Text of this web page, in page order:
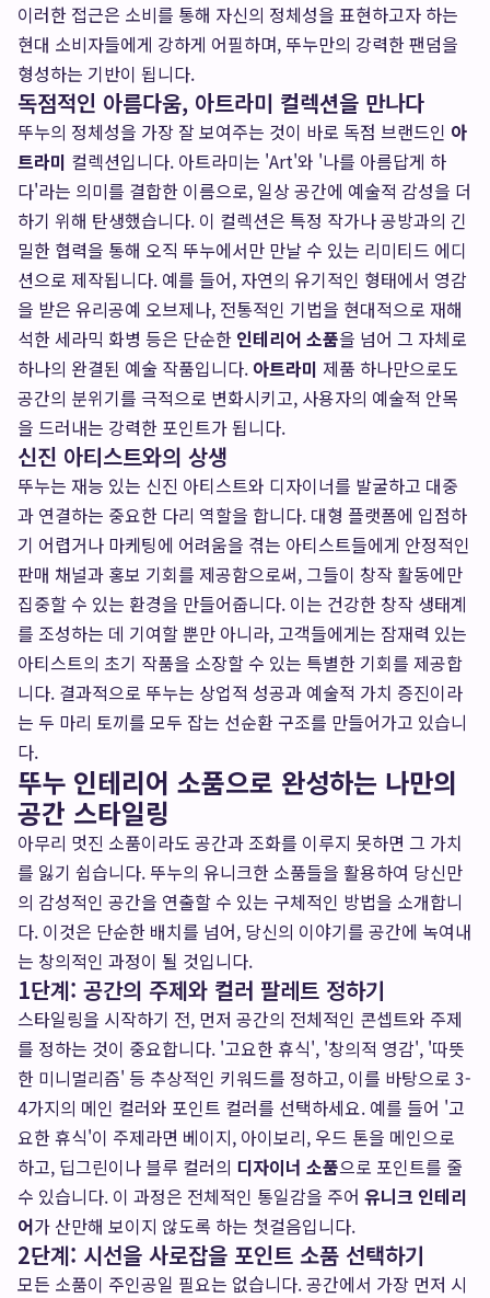
이러한 접근은 소비를 통해 자신의 정체성을 표현하고자 하는
현대 소비자들에게 강하게 어필하며, 뚜누만의 강력한 팬덤을
형성하는 기반이 됩니다.
독점적인 아름다움, 아트라미 컬렉션을 만나다
뚜누의 정체성을 가장 잘 보여주는 것이 바로 독점 브랜드인 아
트라미 컬렉션입니다. 아트라미는 'Art'와 '나를 아름답게 하
다'라는 의미를 결합한 이름으로, 일상 공간에 예술적 감성을 더
하기 위해 탄생했습니다. 이 컬렉션은 특정 작가나 공방과의 긴
밀한 협력을 통해 오직 뚜누에서만 만날 수 있는 리미티드 에디
션으로 제작됩니다. 예를 들어, 자연의 유기적인 형태에서 영감
을 받은 유리공예 오브제나, 전통적인 기법을 현대적으로 재해
석한 세라믹 화병 등은 단순한 인테리어 소품을 넘어 그 자체로
하나의 완결된 예술 작품입니다. 아트라미 제품 하나만으로도
공간의 분위기를 극적으로 변화시키고, 사용자의 예술적 안목
을 드러내는 강력한 포인트가 됩니다.
신진 아티스트와의 상생
뚜누는 재능 있는 신진 아티스트와 디자이너를 발굴하고 대중
과 연결하는 중요한 다리 역할을 합니다. 대형 플랫폼에 입점하
기 어렵거나 마케팅에 어려움을 겪는 아티스트들에게 안정적인
판매 채널과 홍보 기회를 제공함으로써, 그들이 창작 활동에만
집중할 수 있는 환경을 만들어줍니다. 이는 건강한 창작 생태계
를 조성하는 데 기여할 뿐만 아니라, 고객들에게는 잠재력 있는
아티스트의 초기 작품을 소장할 수 있는 특별한 기회를 제공합
니다. 결과적으로 뚜누는 상업적 성공과 예술적 가치 증진이라
는 두 마리 토끼를 모두 잡는 선순환 구조를 만들어가고 있습니
다.
뚜누 인테리어 소품으로 완성하는 나만의
공간 스타일링
아무리 멋진 소품이라도 공간과 조화를 이루지 못하면 그 가치
를 잃기 쉽습니다. 뚜누의 유니크한 소품들을 활용하여 당신만
의 감성적인 공간을 연출할 수 있는 구체적인 방법을 소개합니
다. 이것은 단순한 배치를 넘어, 당신의 이야기를 공간에 녹여내
는 창의적인 과정이 될 것입니다.
1단계: 공간의 주제와 컬러 팔레트 정하기
스타일링을 시작하기 전, 먼저 공간의 전체적인 콘셉트와 주제
를 정하는 것이 중요합니다. '고요한 휴식', '창의적 영감', '따뜻
한 미니멀리즘' 등 추상적인 키워드를 정하고, 이를 바탕으로 3-
4가지의 메인 컬러와 포인트 컬러를 선택하세요. 예를 들어 '고
요한 휴식'이 주제라면 베이지, 아이보리, 우드 톤을 메인으로
하고, 딥그린이나 블루 컬러의 디자이너 소품으로 포인트를 줄
수 있습니다. 이 과정은 전체적인 통일감을 주어 유니크 인테리
어가 산만해 보이지 않도록 하는 첫걸음입니다.
2단계: 시선을 사로잡을 포인트 소품 선택하기
모든 소품이 주인공일 필요는 없습니다. 공간에서 가장 먼저 시